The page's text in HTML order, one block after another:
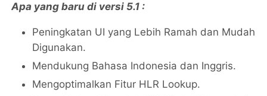
Apa yang baru di versi 5.1 :
Peningkatan UI yang Lebih Ramah dan Mudah
Digunakan.
Mendukung Bahasa Indonesia dan Inggris.
Mengoptimalkan Fitur HLR Lookup.